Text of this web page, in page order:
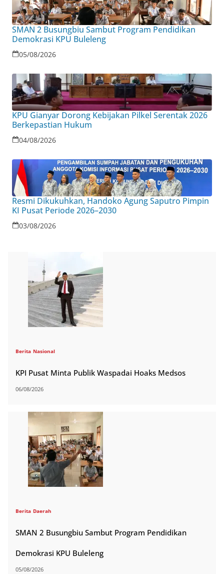
SMAN 2 Busungbiu Sambut Program Pendidikan
Demokrasi KPU Buleleng
05/08/2026
KPU Gianyar Dorong Kebijakan Pilkel Serentak 2026
Berkepastian Hukum
04/08/2026
Resmi Dikukuhkan, Handoko Agung Saputro Pimpin
KI Pusat Periode 2026–2030
03/08/2026
Berita Nasional
KPI Pusat Minta Publik Waspadai Hoaks Medsos
06/08/2026
Berita Daerah
SMAN 2 Busungbiu Sambut Program Pendidikan
Demokrasi KPU Buleleng
05/08/2026